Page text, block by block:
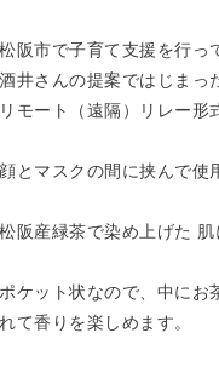
松阪市で子育て支援を行っ
酒井さんの提案ではじまっ
リモート（遠隔）リレー
顔とマスクの間に挟んで使
松阪産緑茶で染め上げた
ポケット状なので、中にお
れて香りを楽しめます。